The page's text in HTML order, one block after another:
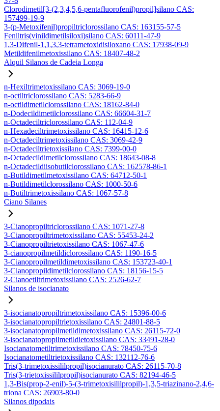
Clorodimetil[3-(2,3,4,5,6-pentafluorofenil)propil]silano CAS:
157499-19-9
3-(p-Metoxifenil)propiltriclorossilano CAS: 163155-57-5
Feniltris(vinildimetilsiloxi)silano CAS: 60111-47-9
1,3-Difenil-1,1,3,3-tetrametoxidisiloxano CAS: 17938-09-9
Metildifenilmetoxissilano CAS: 18407-48-2
Alquil Silanos de Cadeia Longa
n-Hexiltrimetoxissilano CAS: 3069-19-0
n-octiltriclorossilano CAS: 5283-66-9
n-octildimetilclorossilano CAS: 18162-84-0
n-Dodecildimetilclorossilano CAS: 66604-31-7
n-Octadeciltriclorossilano CAS: 112-04-9
n-Hexadeciltrimetoxissilano CAS: 16415-12-6
n-Octadeciltrimetoxissilano CAS: 3069-42-9
n-Octadeciltrietoxissilano CAS: 7399-00-0
n-Octadecildimetilclorossilano CAS: 18643-08-8
n-Octadecildiisobutilclorossilano CAS: 162578-86-1
n-Butildimetilmetoxissilano CAS: 64712-50-1
n-Butildimetilclorossilano CAS: 1000-50-6
n-Butiltrimetoxissilano CAS: 1067-57-8
Ciano Silanes
3-Cianopropiltriclorossilano CAS: 1071-27-8
3-Cianopropiltrimetoxissilano CAS: 55453-24-2
3-Cianopropiltrietoxissilano CAS: 1067-47-6
3-cianopropilmetildiclorossilano CAS: 1190-16-5
3-Cianopropilmetildimetoxissilano CAS: 153723-40-1
3-Cianopropildimetilclorossilano CAS: 18156-15-5
2-Cianoetiltrimetoxissilano CAS: 2526-62-7
Silanos de isocianato
3-isocianatopropiltrimetoxissilano CAS: 15396-00-6
3-isocianatopropiltrietoxissilano CAS: 24801-88-5
3-isocianatopropilmetildimetoxissilano CAS: 26115-72-0
3-isocianatopropilmetildietoxissilano CAS: 33491-28-0
Isocianatometiltrimetoxissilano CAS: 78450-75-6
Isocianatometiltrietoxissilano CAS: 132112-76-6
Tris(3-trimetoxissililpropil)isocianurato CAS: 26115-70-8
Tris(3-trietoxissililpropil)isocianurato CAS: 82194-46-5
1,3-Bis(prop-2-enil)-5-(3-trimetoxisililpropil)-1,3,5-triazinano-2,4,6-
triona CAS: 26903-80-0
Silanos dipodais